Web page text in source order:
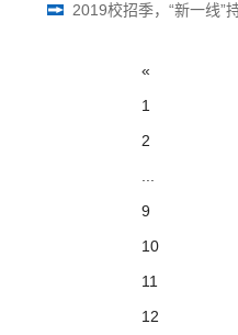
2019校招季，“新一线”
«
1
2
9
10
11
12